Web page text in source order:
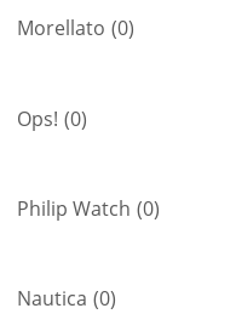
Morellato (0)
Ops! (0)
Philip Watch (0)
Nautica (0)